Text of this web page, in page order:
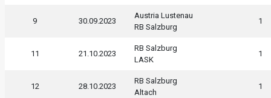
9 30.09.2023
Austria Lustenau
RB Salzburg
1
11 21.10.2023
RB Salzburg
LASK
1
12 28.10.2023
RB Salzburg
Altach
1